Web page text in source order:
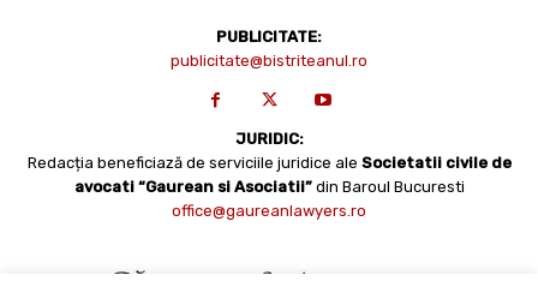
PUBLICITATE:
publicitate@bistriteanul.ro
JURIDIC:
Redacția beneficiază de serviciile juridice ale Societatii civile de
avocati “Gaurean si Asociatii” din Baroul Bucuresti
office@gaureanlawyers.ro